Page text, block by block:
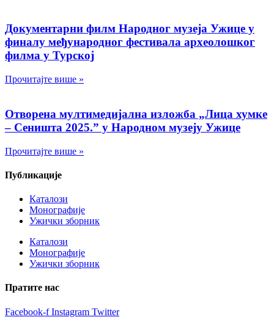
Документарни филм Народног музеја Ужице у
финалу међународног фестивала археолошког
филма у Турској
Прочитајте више »
Отворена мултимедијална изложба „Лица хумке
– Сеништа 2025.” у Народном музеју Ужице
Прочитајте више »
Публикације
Каталози
Монографије
Ужички зборник
Каталози
Монографије
Ужички зборник
Пратите нас
Facebook-f Instagram Twitter